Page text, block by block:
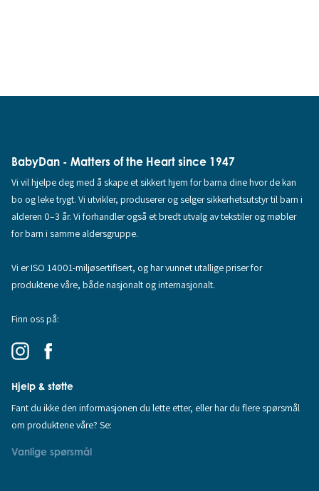
BabyDan - Matters of the Heart since 1947
Vi vil hjelpe deg med å skape et sikkert hjem for barna dine hvor de kan
bo og leke trygt. Vi utvikler, produserer og selger sikkerhetsutstyr til barn i
alderen 0–3 år. Vi forhandler også et bredt utvalg av tekstiler og møbler
for barn i samme aldersgruppe.
Vi er ISO 14001-miljøsertifisert, og har vunnet utallige priser for
produktene våre, både nasjonalt og internasjonalt.
Finn oss på:
Hjelp & støtte
Fant du ikke den informasjonen du lette etter, eller har du flere spørsmål
om produktene våre? Se:
Vanlige spørsmål